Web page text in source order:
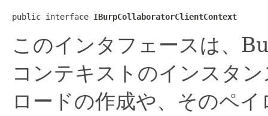
public interface IBurpCollaboratorClientContext
このインタフェースは、
コンテキストのインスタ
ロードの作成や、そのペ